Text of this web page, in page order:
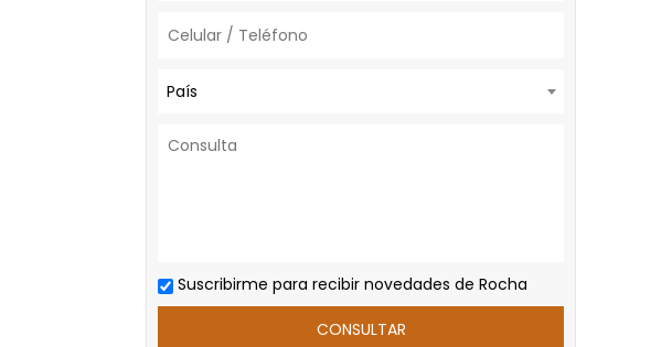
País
Suscribirme para recibir novedades de Rocha